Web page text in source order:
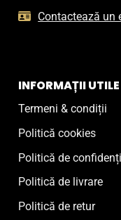
Contactează un
INFORMAȚII UTILE
Termeni & condiții
Politică cookies
Politică de
Politică de livrare
Politică de retur